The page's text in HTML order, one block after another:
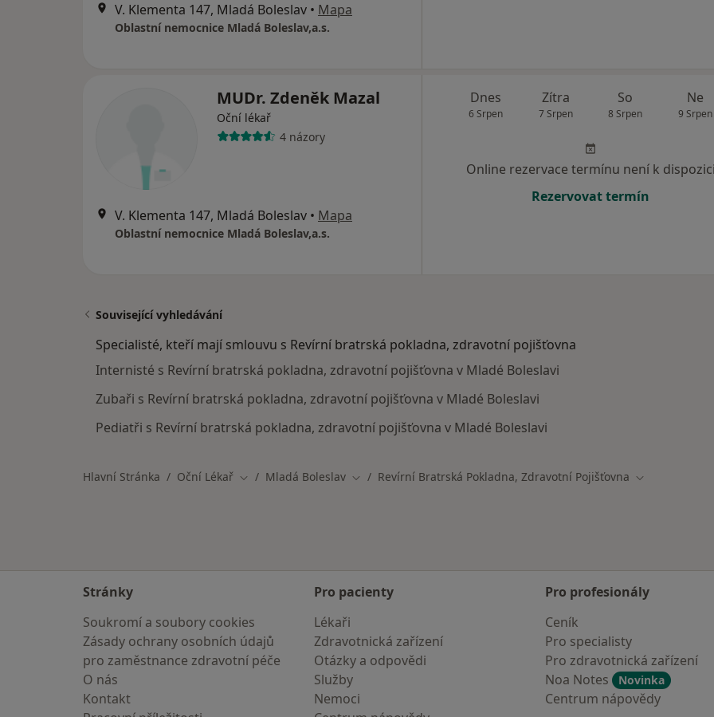
V. Klementa 147, Mladá Boleslav • Mapa
Oblastní nemocnice Mladá Boleslav,a.s.
MUDr. Zdeněk Mazal
Oční lékař
4 názory
V. Klementa 147, Mladá Boleslav • Mapa
Oblastní nemocnice Mladá Boleslav,a.s.
Dnes
6 Srpen
Zítra
7 Srpen
So
8 Srpen
Ne
9 Srpen
Online rezervace termínu není k dispozici
Rezervovat termín
Související vyhledávání
Specialisté, kteří mají smlouvu s Revírní bratrská pokladna, zdravotní pojišťovna
Internisté s Revírní bratrská pokladna, zdravotní pojišťovna v Mladé Boleslavi
Zubaři s Revírní bratrská pokladna, zdravotní pojišťovna v Mladé Boleslavi
Pediatři s Revírní bratrská pokladna, zdravotní pojišťovna v Mladé Boleslavi
Hlavní Stránka Oční Lékař Změna města
Mladá Boleslav Změna města
Revírní Bratrská Pokladna, Zdravotní Pojišťovna Změna města
Stránky
Soukromí a soubory cookies
Zásady ochrany osobních údajů
pro zaměstnance zdravotní péče
O nás
Kontakt
Pro pacienty
Lékaři
Zdravotnická zařízení
Otázky a odpovědi
Služby
Nemoci
Pro profesionály
Ceník
Pro specialisty
Pro zdravotnická zařízení
Noa Notes
Novinka
Centrum nápovědy